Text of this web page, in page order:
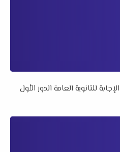
للثانوية العامة الدور الأول